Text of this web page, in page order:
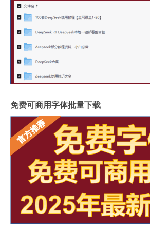
免费可商用字体批量下载